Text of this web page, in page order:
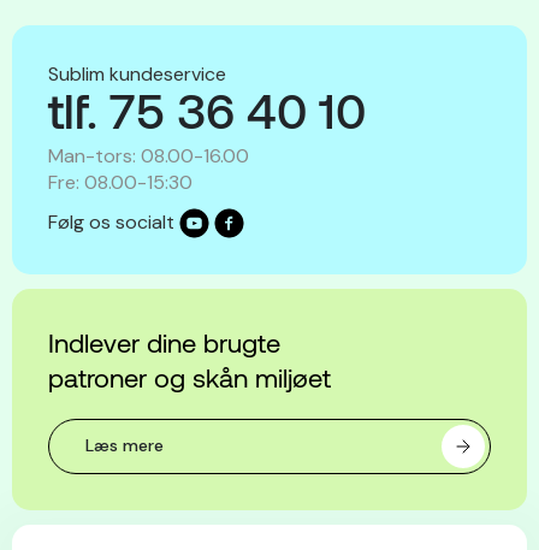
Sublim kundeservice
tlf. 75 36 40 10
Man-tors: 08.00-16.00
Fre: 08.00-15:30
Følg os socialt
Indlever dine brugte
patroner og skån miljøet
Læs mere